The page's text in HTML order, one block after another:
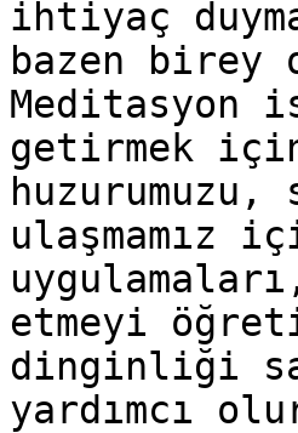
ihtiyaç
bazen
Meditasyon
getirmek
ulaşmamız
etmeyi
dinginliği
yardımcı